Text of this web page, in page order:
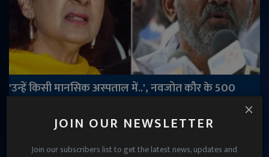
JOIN OUR NEWSLETTER
Join our subscribers list to get the latest news, updates and
'उन्हें किसी मानसिक अस्पताल में..', नवजोत कौर के 500
Dec 8, 2025